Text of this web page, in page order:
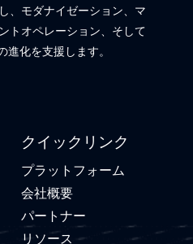
、モダナイゼーション、マ
トオペレーション、そして
化を支援します。
クイックリンク
プラットフォーム
会社概要
パートナー
リソース